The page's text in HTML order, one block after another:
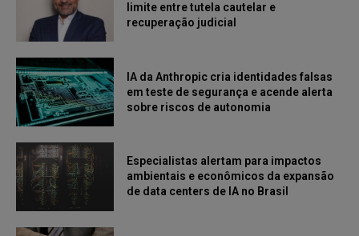
limite entre tutela cautelar e
recuperação judicial
IA da Anthropic cria identidades falsas
em teste de segurança e acende alerta
sobre riscos de autonomia
Especialistas alertam para impactos
ambientais e econômicos da expansão
de data centers de IA no Brasil